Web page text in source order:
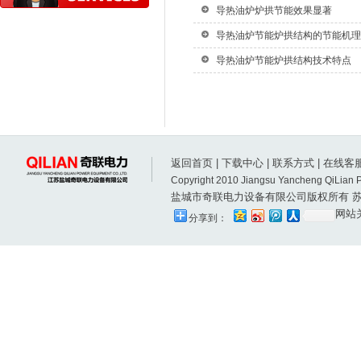
导热油炉炉拱节能效果显著
导热油炉节能炉拱结构的节能机理
导热油炉节能炉拱结构技术特点
返回首页 下载中心 联系方式 在线客
Copyright 2010 Jiangsu Yancheng QiLian
盐城市奇联电力设备有限公司版权所有
网站
分享到：